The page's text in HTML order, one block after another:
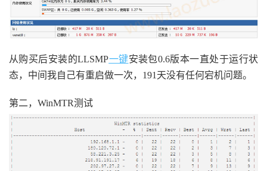
从购买后安装的LLSMP一键安装包0.6版本一直处于运行状
态，中间我自己有重启做一次，191天没有任何宕机问题。
第二，WinMTR测试